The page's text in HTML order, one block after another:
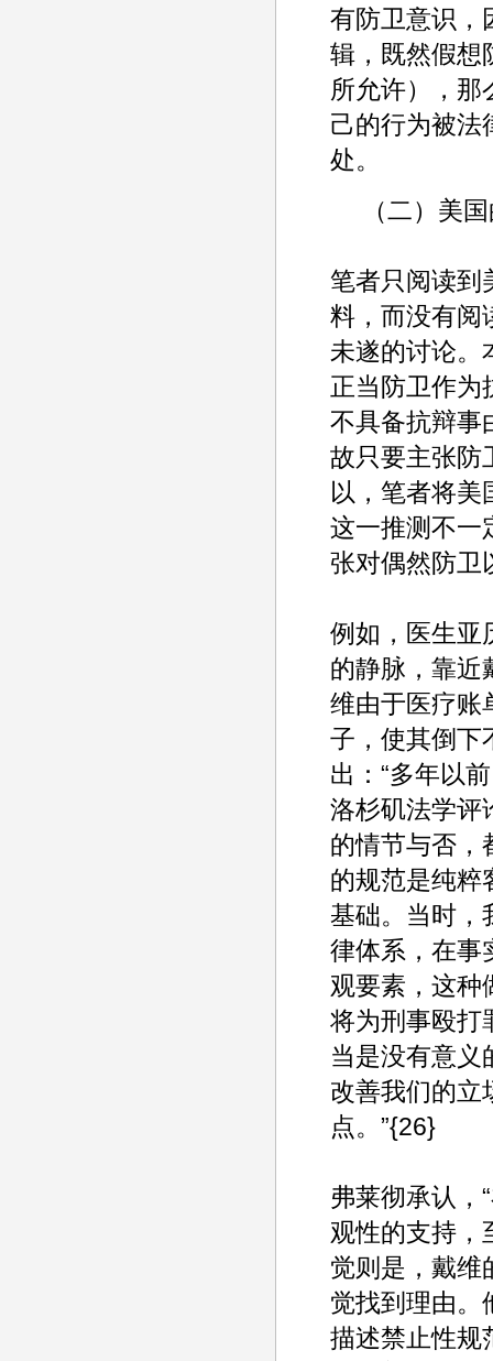
有防卫意识，
辑，既然假想
所允许），那
己的行为被法
处。
（二）美国
笔者只阅读到
料，而没有阅
未遂的讨论。
正当防卫作为
不具备抗辩事
故只要主张防
以，笔者将
这一推测不一
张对偶然防卫
例如，医生亚
的静脉，靠近
维由于医疗账
子，使其倒下
出：“多年以
洛杉矶法学评
的情节与否，
的规范是纯粹
基础。当时，
律体系，在事
观要素，这种
将为刑事殴打
当是没有意义
改善我们的立
点。”{26}
弗莱彻承认，
观性的支持，
觉则是，戴维
觉找到理由。
描述禁止性规